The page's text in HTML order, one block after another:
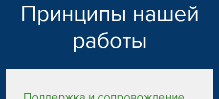
Принципы нашей
работы